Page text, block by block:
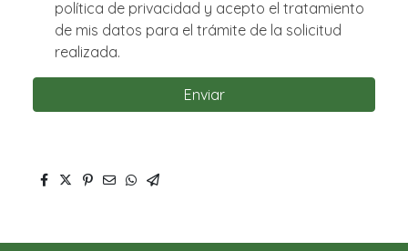
política de privacidad y acepto el tratamiento
de mis datos para el trámite de la solicitud
realizada.
Enviar